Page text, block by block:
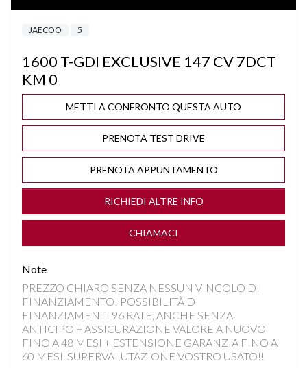
BRACCIOLO POSTERIORE
CAMBIO AUTOMATICO/SEQUENZIALE
CERCHI "18
CLIMA AUTOMATICO BIZONA
COMPUTER DI BORDO
CRUISE CONTROL ADATTIVO
DISATTIVAZIONE AIRBAG LATO PASSEGGERO
FARI FULL LED
JAECOO 5
1600 T-GDI EXCLUSIVE 147 CV 7DCT
KM 0
METTI A CONFRONTO QUESTA AUTO
PRENOTA TEST DRIVE
PRENOTA APPUNTAMENTO
RICHIEDI ALTRE INFO
CHIAMACI
Note
PREZZO CHIARO SENZA NESSUN VINCOLO DI
FINANZIAMENTO! POSSIBILITÀ DI
FINANZIAMENTI 96 RATE, ANCHE SENZA
ANTICIPO + ASSICURAZIONE VALORE A NUOVO
FINO A 48 MESI + ESTENSIONE GARANZIA FINO A
60 MESI. SUPERVALUTAZIONE VOSTRO USATO!!